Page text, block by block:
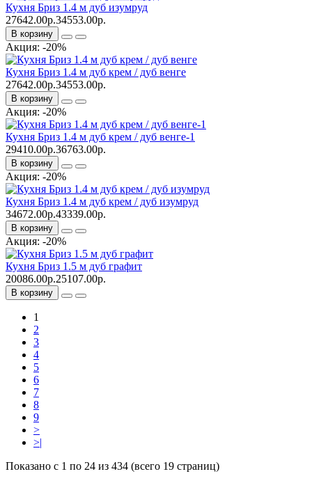
Кухня Бриз 1.4 м дуб изумруд
27642.00р.34553.00р.
В корзину
Акция: -20%
Кухня Бриз 1.4 м дуб крем / дуб венге
27642.00р.34553.00р.
В корзину
Акция: -20%
Кухня Бриз 1.4 м дуб крем / дуб венге-1
29410.00р.36763.00р.
В корзину
Акция: -20%
Кухня Бриз 1.4 м дуб крем / дуб изумруд
34672.00р.43339.00р.
В корзину
Акция: -20%
Кухня Бриз 1.5 м дуб графит
20086.00р.25107.00р.
В корзину
1
2
3
4
5
6
7
8
9
>
>|
Показано с 1 по 24 из 434 (всего 19 страниц)